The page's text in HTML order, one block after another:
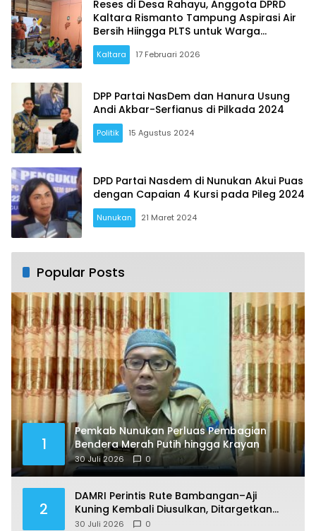
Reses di Desa Rahayu, Anggota DPRD
Kaltara Rismanto Tampung Aspirasi Air
Bersih Hiingga PLTS untuk Warga
Nunukan Barat
Kaltara 17 Februari 2026
DPP Partai NasDem dan Hanura Usung
Andi Akbar-Serfianus di Pilkada 2024
Politik 15 Agustus 2024
DPD Partai Nasdem di Nunukan Akui Puas
dengan Capaian 4 Kursi pada Pileg 2024
Nunukan 21 Maret 2024
Popular Posts
1
Pemkab Nunukan Perluas Pembagian
Bendera Merah Putih hingga Krayan
30 Juli 2026 0
2
DAMRI Perintis Rute Bambangan–Aji
Kuning Kembali Diusulkan, Ditargetkan
Mengaspal pada 2027
30 Juli 2026 0